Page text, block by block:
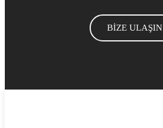
BİZE ULAŞIN